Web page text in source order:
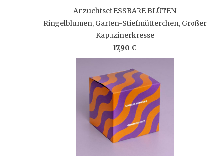
Anzuchtset ESSBARE BLÜTEN
Ringelblumen, Garten-Stiefmütterchen, Großer
Kapuzinerkresse
17,90 €